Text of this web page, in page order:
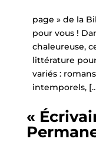
page » de la
pour vous !
chaleureuse,
littérature
variés :
intemporels,
«